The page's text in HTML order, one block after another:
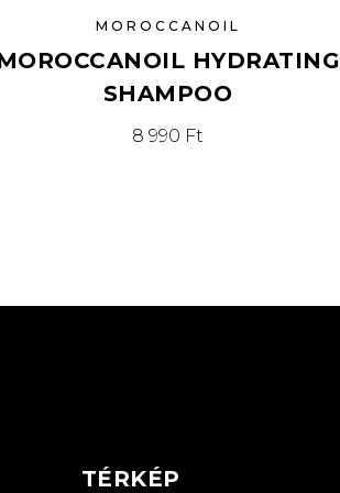
MOROCCANOIL
HYDRATING
SHAMPOO
8 990 Ft
TÉRKÉP